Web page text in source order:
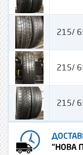
215/
215/
215/
"НОВА